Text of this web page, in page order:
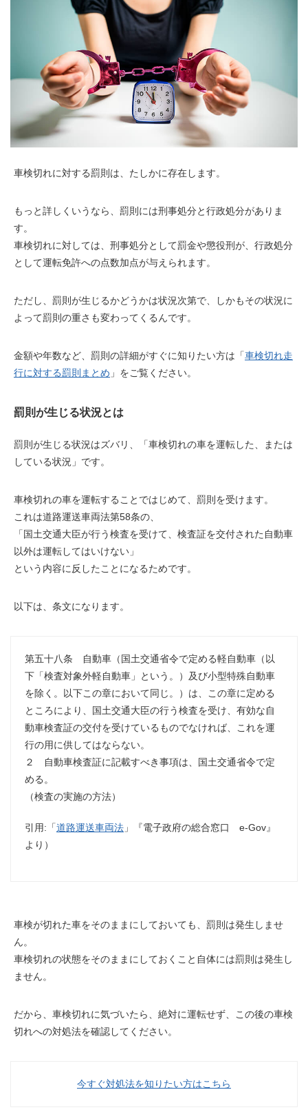
車検切れに対する罰則は、たしかに存在します。
もっと詳しくいうなら、罰則には刑事処分と行政処分がありま
す。
車検切れに対しては、刑事処分として罰金や懲役刑が、行政処分
として運転免許への点数加点が与えられます。
ただし、罰則が生じるかどうかは状況次第で、しかもその状況に
よって罰則の重さも変わってくるんです。
金額や年数など、罰則の詳細がすぐに知りたい方は「車検切れ走
行に対する罰則まとめ 」をご覧ください。
罰則が生じる状況とは
罰則が生じる状況はズバリ、「車検切れの車を運転した、または
している状況 」です。
車検切れの車を運転することではじめて、罰則を受けます。
これは道路運送車両法第58条の、
「国土交通大臣が行う検査を受けて、検査証を交付された自動車
以外は運転してはいけない」
という内容に反したことになるためです。
以下は、条文になります。
第五十八条 自動車（国土交通省令で定める軽自動車（以
下「検査対象外軽自動車」という。）及び小型特殊自動車
を除く。以下この章において同じ。）は、この章に定める
ところにより、国土交通大臣の行う検査を受け、有効な自
動車検査証の交付を受けているものでなければ、これを運
行の用に供してはならない。
２ 自動車検査証に記載すべき事項は、国土交通省令で定
める。
（検査の実施の方法）
引用:「道路運送車両法 」『電子政府の総合窓口 e-Gov』
より）
車検が切れた車をそのままにしておいても、 罰則 は発生しませ
ん。
車検切れの状態をそのままにしておくこと自体には罰則は発生し
ません。
だから、車検切れに気づいたら、絶対に運転せず、この後の車検
切れへの対処法を確認してください。
今すぐ対処法を知りたい方はこちら